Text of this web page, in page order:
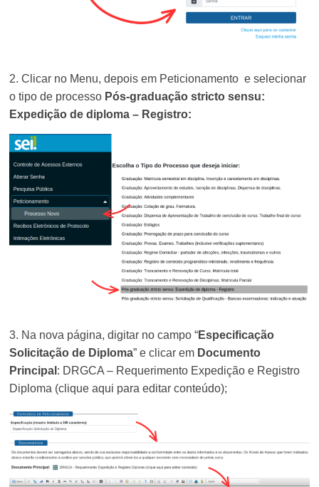
2.Clicar no Menu, depois em Peticionamento e selecionar
o tipo de processo Pós-graduação stricto sensu:
Expedição de diploma – Registro:
3. Na nova página, digitar no campo “Especificação
Solicitação de Diploma” e clicar em Documento
Principal : DRGCA – Requerimento Expedição e Registro
Diploma (clique aqui para editar conteúdo);